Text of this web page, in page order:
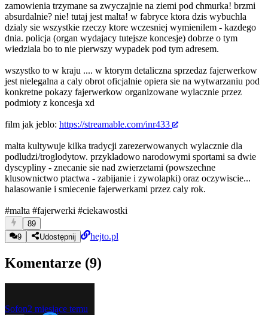
zamowienia trzymane sa zwyczajnie na ziemi pod chmurka! brzmi
absurdalnie? nie! tutaj jest malta! w fabryce ktora dzis wybuchla
dzialy sie wszystkie rzeczy ktore wczesniej wymienilem - kazdego
dnia. policja (organ wydajacy tutejsze koncesje) dobrze o tym
wiedziala bo to nie pierwszy wypadek pod tym adresem.
wszystko to w kraju .... w ktorym detaliczna sprzedaz fajerwerkow
jest nielegalna a caly obrot oficjalnie opiera sie na wytwarzaniu pod
konkretne pokazy fajerwerkow organizowane wylacznie przez
podmioty z koncesja xd
film jak jeblo: https://streamable.com/inr433
malta kultywuje kilka tradycji zarezerwowanych wylacznie dla
podludzi/troglodytow. przykladowo narodowymi sportami sa dwie
dyscypliny - znecanie sie nad zwierzetami (powszechne
klusownictwo ptactwa - zabijanie i zywolapki) oraz oczywiscie...
halasowanie i smiecenie fajerwerkami przez caly rok.
#malta #fajerwerki #ciekawostki
89
9
Udostępnij hejto.pl
Komentarze (9)
Sofon2 miesiące temu